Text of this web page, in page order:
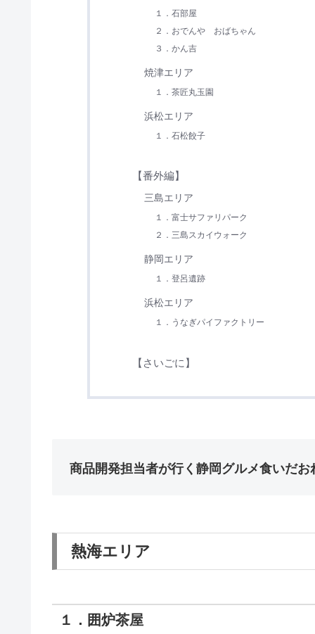
１．石部屋
２．おでんや おばちゃん
３．かん吉
焼津エリア
１．茶匠丸玉園
浜松エリア
１．石松餃子
【番外編】
三島エリア
１．富士サファリパーク
２．三島スカイウォーク
静岡エリア
１．登呂遺跡
浜松エリア
１．うなぎパイファクトリー
【さいごに】
商品開発担当者が行く静岡グルメ食いだお
熱海エリア
１．囲炉茶屋